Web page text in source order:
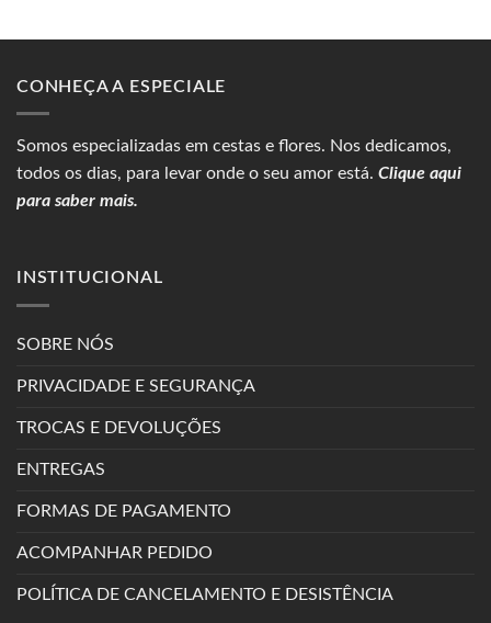
CONHEÇA A ESPECIALE
Somos especializadas em cestas e flores. Nos dedicamos,
todos os dias, para levar onde o seu amor está. Clique aqui
para saber mais.
INSTITUCIONAL
SOBRE NÓS
PRIVACIDADE E SEGURANÇA
TROCAS E DEVOLUÇÕES
ENTREGAS
FORMAS DE PAGAMENTO
ACOMPANHAR PEDIDO
POLÍTICA DE CANCELAMENTO E DESISTÊNCIA